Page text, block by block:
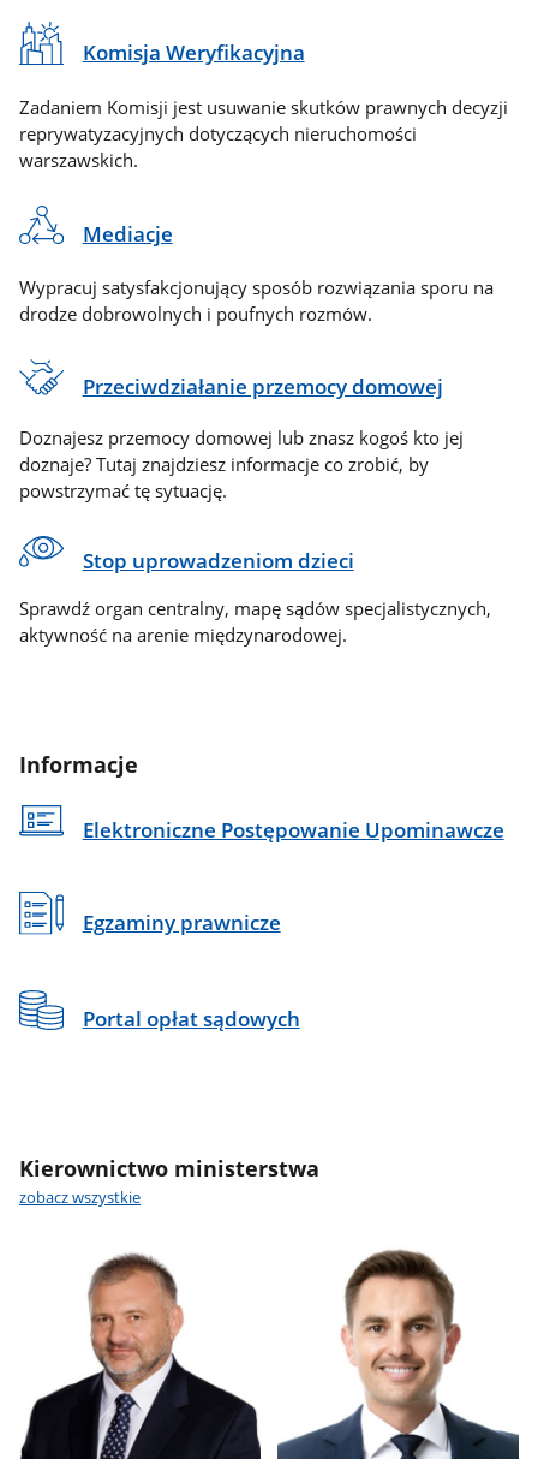
Komisja Weryfikacyjna
Zadaniem Komisji jest usuwanie skutków prawnych decyzji
reprywatyzacyjnych dotyczących nieruchomości
warszawskich.
Mediacje
Wypracuj satysfakcjonujący sposób rozwiązania sporu na
drodze dobrowolnych i poufnych rozmów.
Przeciwdziałanie przemocy domowej
Doznajesz przemocy domowej lub znasz kogoś kto jej
doznaje? Tutaj znajdziesz informacje co zrobić, by
powstrzymać tę sytuację.
Stop uprowadzeniom dzieci
Sprawdź organ centralny, mapę sądów specjalistycznych,
aktywność na arenie międzynarodowej.
Informacje
Elektroniczne Postępowanie Upominawcze
Egzaminy prawnicze
Portal opłat sądowych
Kierownictwo ministerstwa
zobacz wszystkie